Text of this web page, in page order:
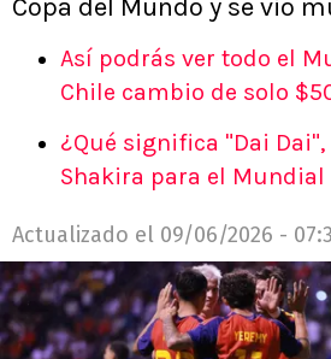
Copa del Mundo y se vio
Así podrás ver todo el
Chile cambio de solo
¿Qué significa "Dai
Shakira para el Mundial
Actualizado el 09/06/2026 -